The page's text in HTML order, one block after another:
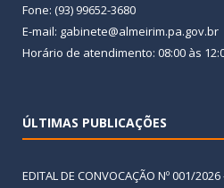
Fone: (93) 99652-3680
E-mail: gabinete@almeirim.pa.gov.br
Horário de atendimento: 08:00 às
ÚLTIMAS PUBLICAÇÕES
EDITAL DE CONVOCAÇÃO Nº 001/